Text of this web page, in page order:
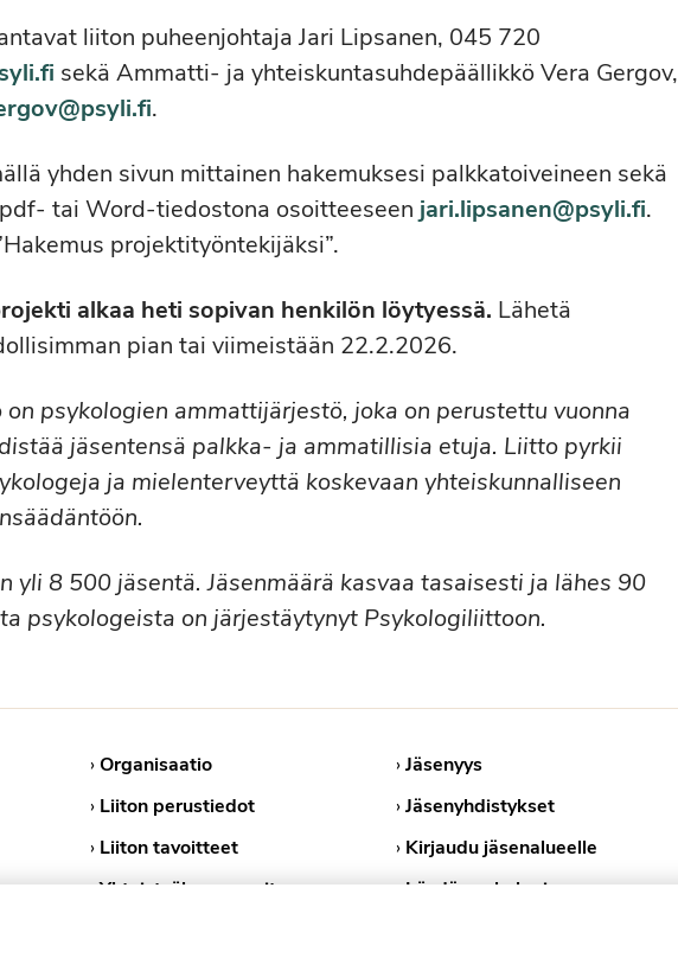
liiton puheenjohtaja Jari Lipsanen, 045 720
sekä Ammatti- ja yhteiskuntasuhdepäällikkö Vera Gergov,
.
yhden sivun mittainen hakemuksesi palkkatoiveineen sekä
tai Word-tiedostona osoitteeseen jari.lipsanen@psyli.fi.
projektityöntekijäksi”.
alkaa heti sopivan henkilön löytyessä. Lähetä
pian tai viimeistään 22.2.2026.
psykologien ammattijärjestö, joka on perustettu vuonna
jäsentensä palkka- ja ammatillisia etuja. Liitto pyrkii
ja mielenterveyttä koskevaan yhteiskunnalliseen
yli 8 500 jäsentä. Jäsenmäärä kasvaa tasaisesti ja lähes 90
psykologeista on järjestäytynyt Psykologiliittoon.
›Organisaatio
› Liiton perustiedot
› Liiton tavoitteet
›Yhteistyökumppanit
›Jäsenyys
›Jäsenyhdistykset
› Kirjaudu jäsenalueelle
›Löydä psykologi